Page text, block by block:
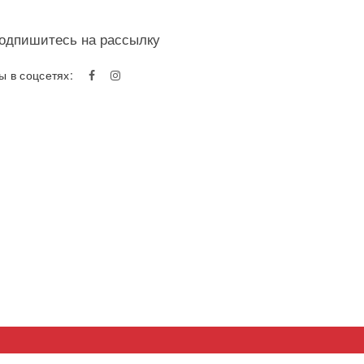
на рассылку
в соцсетях: